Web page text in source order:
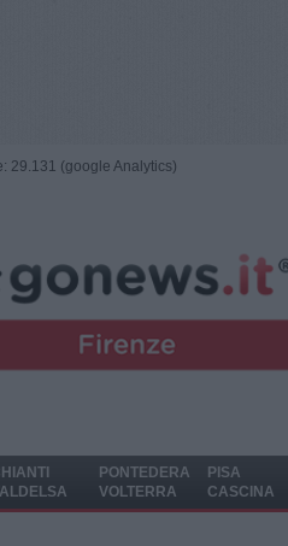
29.131 (google Analytics)
PONTEDERA
VOLTERRA
PISA
CASCINA